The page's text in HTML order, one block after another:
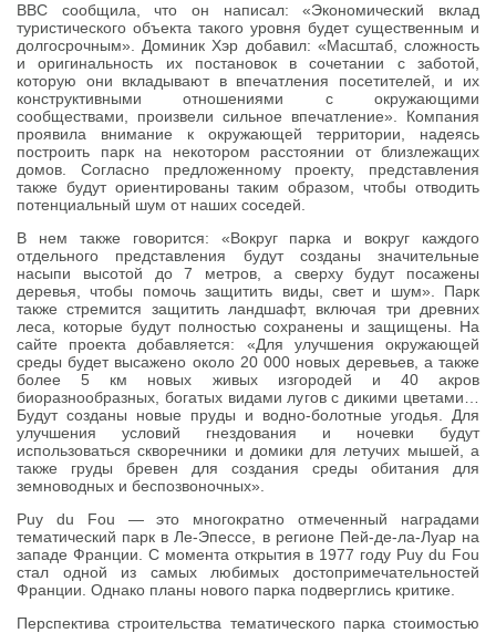
BBC сообщила, что он написал: «Экономический вклад
туристического объекта такого уровня будет существенным и
долгосрочным». Доминик Хэр добавил: «Масштаб, сложность
и оригинальность их постановок в сочетании с заботой,
которую они вкладывают в впечатления посетителей, и их
конструктивными отношениями с окружающими
сообществами, произвели сильное впечатление». Компания
проявила внимание к окружающей территории, надеясь
построить парк на некотором расстоянии от близлежащих
домов. Согласно предложенному проекту, представления
также будут ориентированы таким образом, чтобы отводить
потенциальный шум от наших соседей.
В нем также говорится: «Вокруг парка и вокруг каждого
отдельного представления будут созданы значительные
насыпи высотой до 7 метров, а сверху будут посажены
деревья, чтобы помочь защитить виды, свет и шум». Парк
также стремится защитить ландшафт, включая три древних
леса, которые будут полностью сохранены и защищены. На
сайте проекта добавляется: «Для улучшения окружающей
среды будет высажено около 20 000 новых деревьев, а также
более 5 км новых живых изгородей и 40 акров
биоразнообразных, богатых видами лугов с дикими цветами…
Будут созданы новые пруды и водно-болотные угодья. Для
улучшения условий гнездования и ночевки будут
использоваться скворечники и домики для летучих мышей, а
также груды бревен для создания среды обитания для
земноводных и беспозвоночных».
Puy du Fou — это многократно отмеченный наградами
тематический парк в Ле-Эпессе, в регионе Пей-де-ла-Луар на
западе Франции. С момента открытия в 1977 году Puy du Fou
стал одной из самых любимых достопримечательностей
Франции. Однако планы нового парка подверглись критике.
Перспектива строительства тематического парка стоимостью